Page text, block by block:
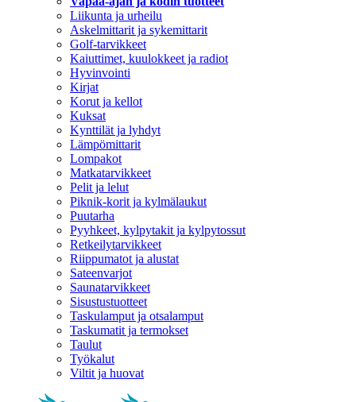
Liikunta ja urheilu
Askelmittarit ja sykemittarit
Golf-tarvikkeet
Kaiuttimet, kuulokkeet ja radiot
Hyvinvointi
Kirjat
Korut ja kellot
Kuksat
Kynttilät ja lyhdyt
Lämpömittarit
Lompakot
Matkatarvikkeet
Pelit ja lelut
Piknik-korit ja kylmälaukut
Puutarha
Pyyhkeet, kylpytakit ja kylpytossut
Retkeilytarvikkeet
Riippumatot ja alustat
Sateenvarjot
Saunatarvikkeet
Sisustustuotteet
Taskulamput ja otsalamput
Taskumatit ja termokset
Taulut
Työkalut
Viltit ja huovat